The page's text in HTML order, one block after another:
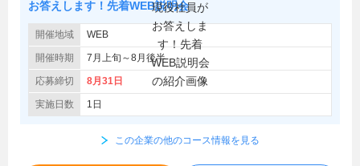
お答えします！先着WEB説明会
開催地域 WEB
開催時期 7月上旬～8月後半
応募締切 8月31日
実施日数 1日
この企業の他のコース情報を見る